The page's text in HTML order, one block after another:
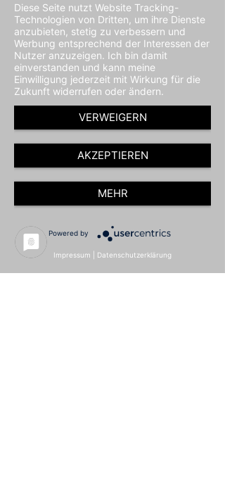
Diese Seite nutzt Website Tracking-
Technologien von Dritten, um ihre Dienste
anzubieten, stetig zu verbessern und
Werbung entsprechend der Interessen der
Nutzer anzuzeigen. Ich bin damit
einverstanden und kann meine
Einwilligung jederzeit mit Wirkung für die
Zukunft widerrufen oder ändern.
VERWEIGERN
AKZEPTIEREN
MEHR
Powered by
Impressum Datenschutzerklärung